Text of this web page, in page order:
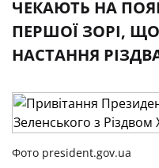
ЧЕКАЮТЬ НА
ПЕРШОЇ ЗОРІ,
НАСТАННЯ
Фото president.gov.ua